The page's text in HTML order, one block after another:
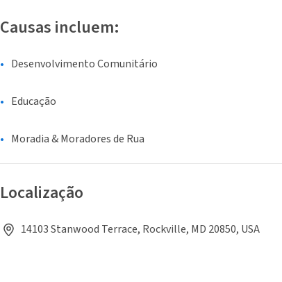
Causas incluem:
Desenvolvimento Comunitário
Educação
Moradia & Moradores de Rua
Localização
14103 Stanwood Terrace, Rockville, MD 20850, USA